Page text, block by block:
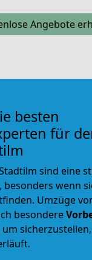
Angebote
besten
für
sind eine
besonders wenn
Umzüge
besondere
um